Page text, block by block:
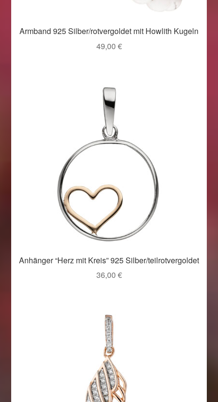
Armband 925 Silber/rotvergoldet mit Howlith Kugeln
49,00 €
Anhänger “Herz mit Kreis” 925 Silber/teilrotvergoldet
36,00 €